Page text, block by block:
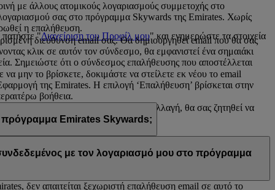
πατήστε "Διαχείριση του Προφίλ μου" και ενημερώστε τα στοιχεία
με άλλους ατομικούς λογαριασμούς συμμετοχής στο
σας στο πρόγραμμα Skywards της Emirates. Χωρίς
η επαλήθευση.
διεύθυνση email σας. Θα δημιουργηθεί email που θα σας
κλικ σε αυτόν τον σύνδεσμο, θα εμφανιστεί ένα σημαιάκι
Σημειώστε ότι ο σύνδεσμος επαλήθευσης που αποστέλλεται
μην το βρίσκετε, δοκιμάστε να στείλετε εκ νέου το email
της Emirates. Η επιλογή ‘Επαλήθευση’ βρίσκεται στην
βοήθεια.
email σας. Μόλις κάνετε αυτή την αλλαγή, θα σας ζητηθεί να
πρόγραμμα Emirates Skywards;
στην επαλήθευση.Επικοινωνήστε μαζί μαςγια
με τον λογαριασμό μου στο πρόγραμμα
δεν απαιτείται ξεχωριστή επαλήθευση email σε αυτό το